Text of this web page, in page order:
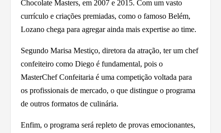
Chocolate Masters, em 2007 e 2015. Com um vasto
currículo e criações premiadas, como o famoso Belém,
Lozano chega para agregar ainda mais expertise ao time.
Segundo Marisa Mestiço, diretora da atração, ter um chef
confeiteiro como Diego é fundamental, pois o
MasterChef Confeitaria é uma competição voltada para
os profissionais de mercado, o que distingue o programa
de outros formatos de culinária.
Enfim, o programa será repleto de provas emocionantes,